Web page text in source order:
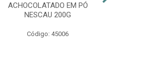
ACHOCOLATADO EM PÓ
NESCAU 200G
Código: 45006